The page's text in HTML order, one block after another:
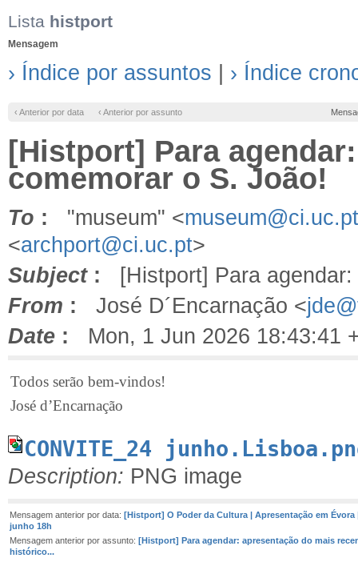
Lista histport
Mensagem
› Índice por assuntos › Índice
‹ Anterior por data ‹ Anterior por assunto
[Histport] Para
comemorar o S. João!
To : "museum" <museum@ci.uc.pt
<archport@ci.uc.pt>
Subject: [Histport] Para agendar:
From : José D´Encarnação <
Date : Mon, 1 Jun 2026 18:43:41
Todos serão bem-vindos!
José d’Encarnação
CONVITE_24
Description: PNG image
Mensagem anterior por data: [Histport] O Poder da Cultura | Apresentação em Évora
junho 18h
Mensagem anterior por assunto: [Histport] Para agendar: apresentação do mais
histórico...